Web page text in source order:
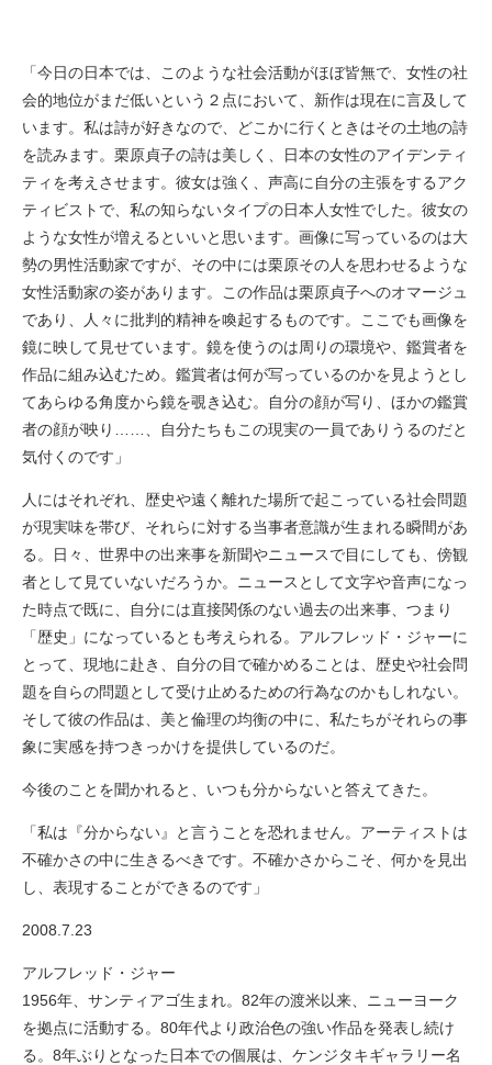
「今日の日本では、このような社会活動がほぼ皆無で、女性の社
会的地位がまだ低いという２点において、新作は現在に言及して
います。私は詩が好きなので、どこかに行くときはその土地の詩
を読みます。栗原貞子の詩は美しく、日本の女性のアイデンティ
ティを考えさせます。彼女は強く、声高に自分の主張をするアク
ティビストで、私の知らないタイプの日本人女性でした。彼女の
ような女性が増えるといいと思います。画像に写っているのは大
勢の男性活動家ですが、その中には栗原その人を思わせるような
女性活動家の姿があります。この作品は栗原貞子へのオマージュ
であり、人々に批判的精神を喚起するものです。ここでも画像を
鏡に映して見せています。鏡を使うのは周りの環境や、鑑賞者を
作品に組み込むため。鑑賞者は何が写っているのかを見ようとし
てあらゆる角度から鏡を覗き込む。自分の顔が写り、ほかの鑑賞
者の顔が映り……、自分たちもこの現実の一員でありうるのだと
気付くのです」
人にはそれぞれ、歴史や遠く離れた場所で起こっている社会問題
が現実味を帯び、それらに対する当事者意識が生まれる瞬間があ
る。日々、世界中の出来事を新聞やニュースで目にしても、傍観
者として見ていないだろうか。ニュースとして文字や音声になっ
た時点で既に、自分には直接関係のない過去の出来事、つまり
「歴史」になっているとも考えられる。アルフレッド・ジャーに
とって、現地に赴き、自分の目で確かめることは、歴史や社会問
題を自らの問題として受け止めるための行為なのかもしれない。
そして彼の作品は、美と倫理の均衡の中に、私たちがそれらの事
象に実感を持つきっかけを提供しているのだ。
今後のことを聞かれると、いつも分からないと答えてきた。
「私は『分からない』と言うことを恐れません。アーティストは
不確かさの中に生きるべきです。不確かさからこそ、何かを見出
し、表現することができるのです」
2008.7.23
アルフレッド・ジャー
1956年、サンティアゴ生まれ。82年の渡米以来、ニューヨーク
を拠点に活動する。80年代より政治色の強い作品を発表し続け
る。8年ぶりとなった日本での個展は、ケンジタキギャラリー名